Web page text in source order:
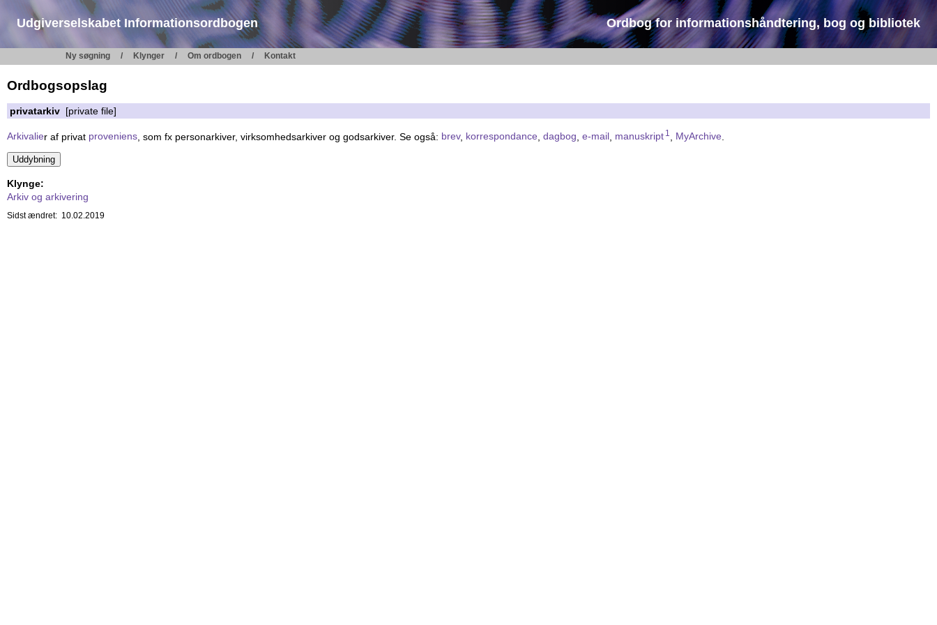
Udgiverselskabet Informationsordbogen Ordbog for informationshåndtering, bog og bibliotek
Ny søgning Klynger Om ordbogen Kontakt
Ordbogsopslag
privatarkiv [private file]
Arkivalier af privat proveniens , som fx personarkiver, virksomhedsarkiver og godsarkiver. Se også: brev, korrespondance dagbog e-mail manuskript 1 MyArchive
Klynge:
Arkiv og arkivering
Sidst ændret: 10.02.2019